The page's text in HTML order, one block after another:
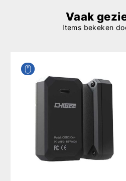
Vaak
Items bekeken